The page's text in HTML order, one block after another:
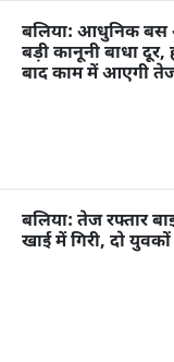
बलिया: आधुनिक बस
बड़ी कानूनी बाधा
बाद काम में आएगी
बलिया: तेज रफ्तार
खाई में गिरी, दो